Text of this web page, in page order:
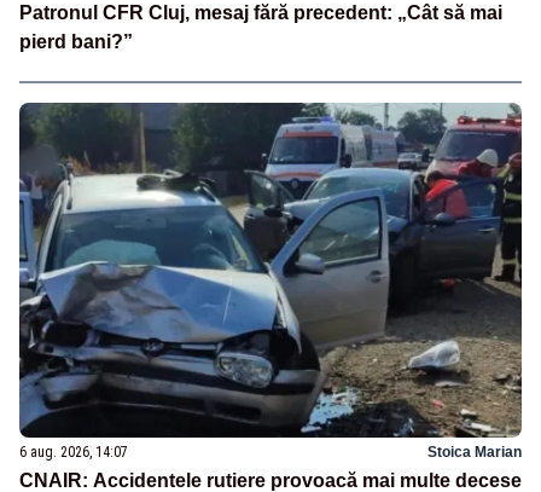
Patronul CFR Cluj, mesaj fără precedent: „Cât să mai
pierd bani?”
6 aug. 2026, 14:07 Stoica Marian
CNAIR: Accidentele rutiere provoacă mai multe decese